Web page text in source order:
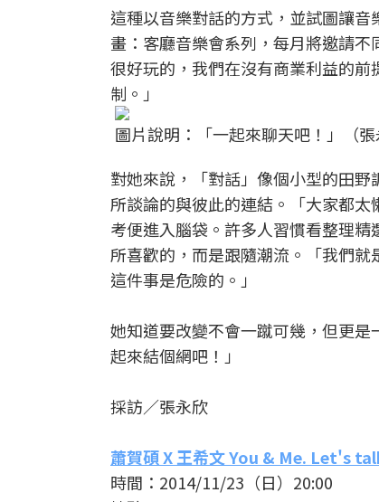
這種以音樂對話的方式，並試圖讓
畫：客廳音樂會系列，每月將邀請
很好玩的，我們在沒有商業利益的
制。」
圖片說明：「一起來聊天吧！」（張
對她來說，「對話」像個小型的田
所談論的與彼此的連結。「大家都
考便進入腦袋。許多人習慣看整理
所喜歡的，而是跟隨潮流。「我們
這件事是危險的。」
她知道要改變不會一蹴可幾，但更
起來結個網吧！」
採訪／張永欣
蕭賀碩 X 王希文 You & Me. Let's
時間：2014/11/23（日）20:00